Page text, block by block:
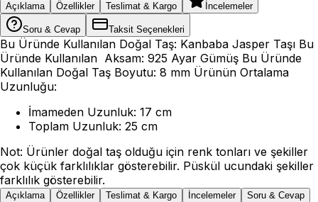
Açıklama Özellikler Teslimat & Kargo İncelemeler
Soru & Cevap Taksit Seçenekleri
Bu Üründe Kullanılan Doğal Taş: Kanbaba Jasper Taşı Bu
Üründe Kullanılan Aksam: 925 Ayar Gümüş Bu Üründe
Kullanılan Doğal Taş Boyutu: 8 mm Ürünün Ortalama
Uzunluğu:
İmameden Uzunluk: 17 cm
Toplam Uzunluk: 25 cm
Not: Ürünler doğal taş olduğu için renk tonları ve şekiller
çok küçük farklılıklar gösterebilir. Püskül ucundaki şekiller
farklılık gösterebilir.
Açıklama Özellikler Teslimat & Kargo İncelemeler Soru & Cevap